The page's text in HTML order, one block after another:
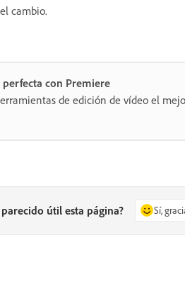
cambio.
con Premiere
de edición de vídeo el
parecido útil esta página? Sí,